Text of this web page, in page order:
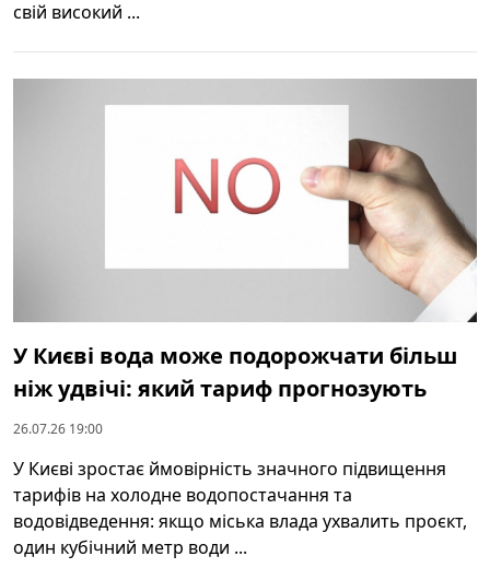
свій високий ...
У Києві вода може подорожчати більш
ніж удвічі: який тариф прогнозують
26.07.26 19:00
У Києві зростає ймовірність значного підвищення
тарифів на холодне водопостачання та
водовідведення: якщо міська влада ухвалить проєкт,
один кубічний метр води ...